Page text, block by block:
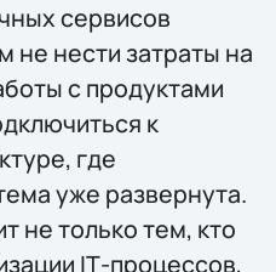
сервисов
не нести затраты на
с продуктами
к
где
уже развернута.
не только тем, кто
IТ-процессов,